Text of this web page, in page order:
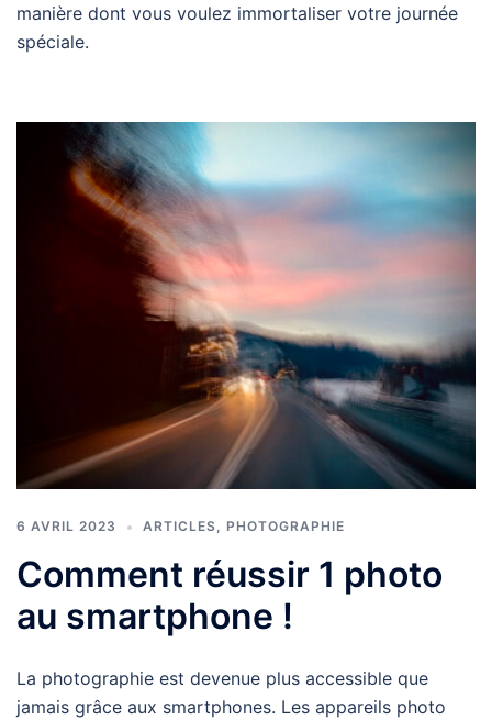
manière dont vous voulez immortaliser votre journée
spéciale.
6 AVRIL 2023 ARTICLES, PHOTOGRAPHIE
Comment réussir 1 photo
au smartphone !
La photographie est devenue plus accessible que
jamais grâce aux smartphones. Les appareils photo